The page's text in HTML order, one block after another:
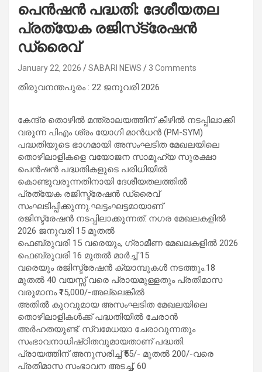
പെൻഷൻ പദ്ധതി: ദേശീയതല
പ്രത്യേക രജിസ്‌ട്രേഷൻ
ഡ്രൈവ്
January 22, 2026 SABARI NEWS 3 Comments
തിരുവനന്തപുരം : 22 ജനുവരി 2026
കേന്ദ്ര തൊഴിൽ മന്ത്രാലയത്തിന് കീഴിൽ നടപ്പിലാക്കി
വരുന്ന പിഎം ശ്രം യോഗി മാൻധൻ (PM-SYM)
പദ്ധതിയുടെ ഭാഗ‌മായി അസംഘടിത മേഖലയിലെ
തൊഴിലാളികളെ വയോജന സാമൂഹ്യ സുരക്ഷാ
പെൻഷൻ പദ്ധതികളുടെ പരിധിയിൽ
കൊണ്ടുവരുന്നതിനായി ദേശീയതലത്തിൽ
പ്രത്യേക രജിസ്ട്രേഷൻ ഡ്രൈവ്
സംഘടിപ്പിക്കുന്നു.ഘട്ടംഘട്ടമായാണ്
രജിസ്ട്രേഷൻ നടപ്പിലാക്കുന്നത്. നഗര മേഖലകളിൽ
2026 ജനുവരി 15 മുതൽ
ഫെബ്രുവരി 15 വരെയും, ഗ്രാമീണ മേഖലകളിൽ 2026
ഫെബ്രുവരി 16 മുതൽ മാർച്ച് 15
വരെയും രജിസ്ട്രേഷൻ ക്യാമ്പുകൾ നടത്തും.18
മുതൽ 40 വയസ്സ് വരെ പ്രായമുള്ളതും പ്രതിമാസ
വരുമാനം ₹15,000/-അല്ലെങ്കിൽ
അതിൽ കുറവുമായ അസംഘടിത മേഖലയിലെ
തൊഴിലാളികൾക്ക് പദ്ധതിയിൽ ചേരാൻ
അർഹതയുണ്ട്. സ്വമേധയാ ചേരാവുന്നതും
സംഭാവനാധിഷ്‌ഠിതവുമായതാണ് പദ്ധതി.
പ്രായത്തിന് അനുസരിച്ച് ₹55/- മുതൽ 200/-വരെ
പ്രതിമാസ സംഭാവന അടച്ച്, 60